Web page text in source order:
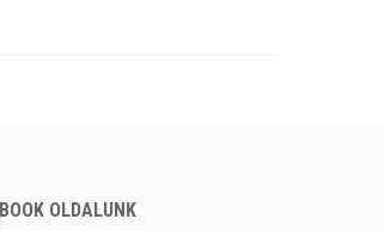
OLDALUNK